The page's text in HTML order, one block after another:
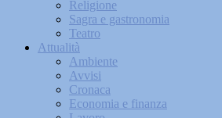
Religione
Sagra e gastronomia
Teatro
Attualità
Ambiente
Avvisi
Cronaca
Economia e finanza